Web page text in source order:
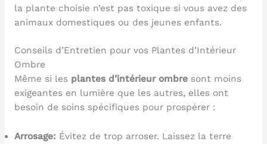
la plante choisie n’est pas toxique si vous avez des
animaux domestiques ou des jeunes enfants.
Conseils d’Entretien pour vos Plantes d’Intérieur
Ombre
Même si les plantes d’intérieur ombresont moins
exigeantes en lumière que les autres, elles ont
besoin de soins spécifiques pour prospérer :
Arrosage: Évitez de trop arroser. Laissez la terre